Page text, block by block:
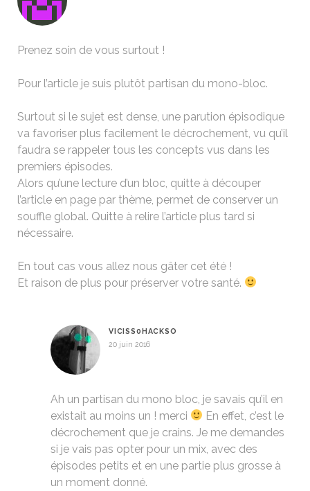
Prenez soin de vous surtout !
Pour l’article je suis plutôt partisan du mono-bloc.
Surtout si le sujet est dense, une parution épisodique
va favoriser plus facilement le décrochement, vu qu’il
faudra se rappeler tous les concepts vus dans les
premiers épisodes.
Alors qu’une lecture d’un bloc, quitte à découper
l’article en page par thème, permet de conserver un
souffle global. Quitte à relire l’article plus tard si
nécessaire.
En tout cas vous allez nous gâter cet été !
Et raison de plus pour préserver votre santé.
VICISS0HACKSO
20 juin 2016
Ah un partisan du mono bloc, je savais qu’il en
existait au moins un ! merci
En effet, c’est le
décrochement que je crains. Je me demandes
si je vais pas opter pour un mix, avec des
épisodes petits et en une partie plus grosse à
un moment donné.